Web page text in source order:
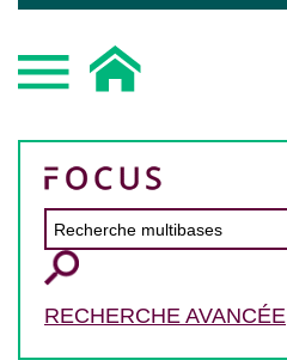
RECHERCHE AVANCÉE